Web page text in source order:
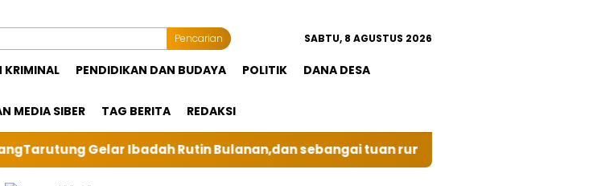
Pencarian SABTU, 8 AGUSTUS 2026
KRIMINAL PENDIDIKAN DAN BUDAYA POLITIK DANA DESA
MEDIA SIBER TAG BERITA REDAKSI
Gelar Ibadah Rutin Bulanan,dan sebangai tuan rumah kali ini BRI Unit Silindung